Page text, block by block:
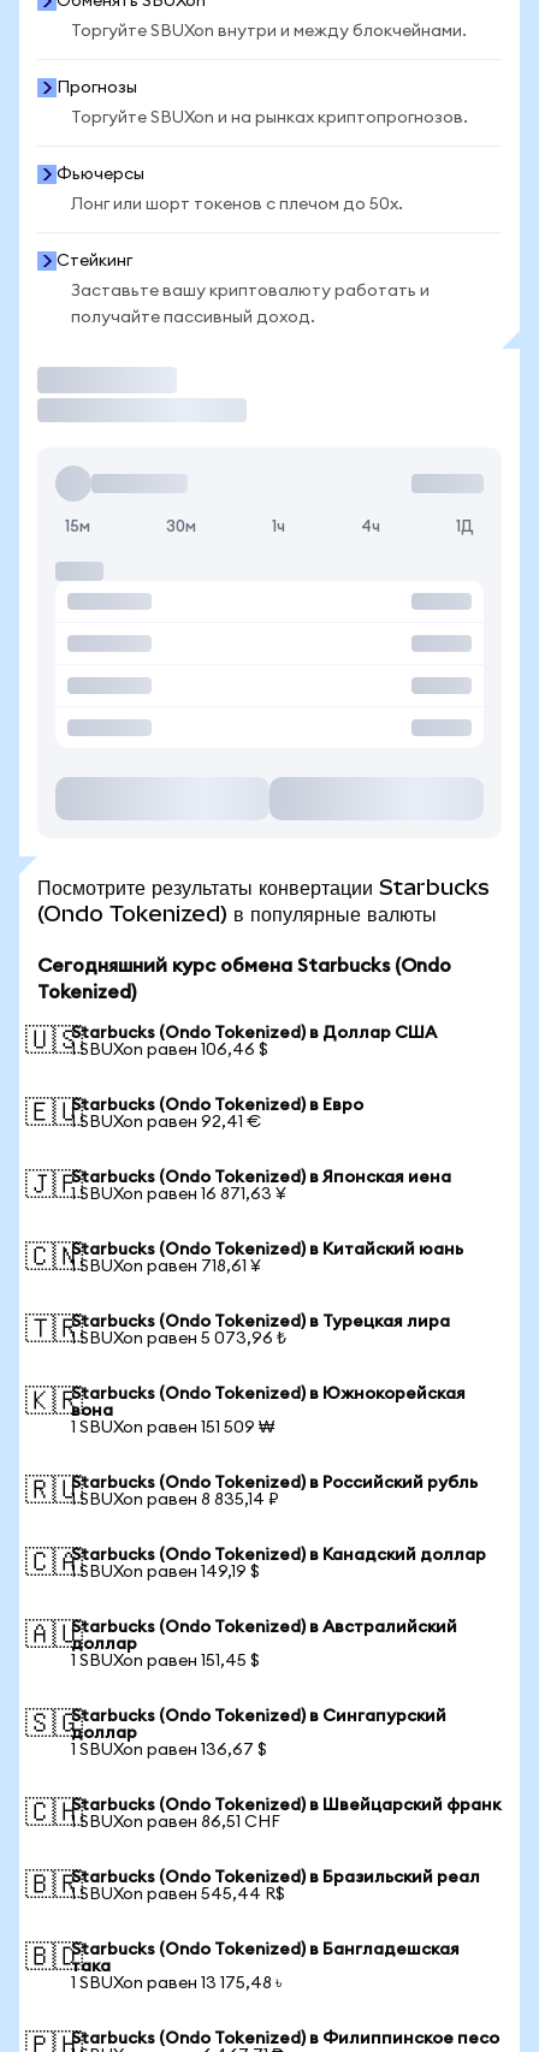
Торгуйте SBUXon внутри и между блокчейнами.
Прогнозы
Торгуйте SBUXon и на рынках криптопрогнозов.
Фьючерсы
Лонг или шорт токенов с плечом до 50x.
Стейкинг
Заставьте вашу криптовалюту работать и
получайте пассивный доход.
15м 30м 1ч 4ч 1Д
Посмотрите результаты конвертации Starbucks
(Ondo Tokenized) в популярные валюты
Сегодняшний курс обмена Starbucks (Ondo
Tokenized)
🇺🇸Starbucks (Ondo Tokenized) в Доллар США
1 SBUXon равен 106,46 $
🇪🇺Starbucks (Ondo Tokenized) в Евро
1 SBUXon равен 92,41 €
🇯🇵Starbucks (Ondo Tokenized) в Японская иена
1 SBUXon равен 16 871,63 ¥
🇨🇳Starbucks (Ondo Tokenized) в Китайский юань
1 SBUXon равен 718,61 ¥
🇹🇷Starbucks (Ondo Tokenized) в Турецкая лира
1 SBUXon равен 5 073,96 ₺
🇰🇷Starbucks (Ondo Tokenized) в Южнокорейская
вона
1 SBUXon равен 151 509 ₩
🇷🇺Starbucks (Ondo Tokenized) в Российский рубль
1 SBUXon равен 8 835,14 ₽
🇨🇦Starbucks (Ondo Tokenized) в Канадский доллар
1 SBUXon равен 149,19 $
🇦🇺Starbucks (Ondo Tokenized) в Австралийский
доллар
1 SBUXon равен 151,45 $
🇸🇬Starbucks (Ondo Tokenized) в Сингапурский
доллар
1 SBUXon равен 136,67 $
🇨🇭Starbucks (Ondo Tokenized) в Швейцарский франк
1 SBUXon равен 86,51 CHF
🇧🇷Starbucks (Ondo Tokenized) в Бразильский реал
1 SBUXon равен 545,44 R$
🇧🇩Starbucks (Ondo Tokenized) в Бангладешская
така
1 SBUXon равен 13 175,48 ৳
Starbucks (Ondo Tokenized) в Филиппинское песо